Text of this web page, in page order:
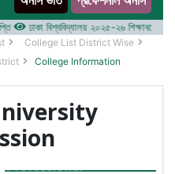
ঢাকা বিশ্ববিদ্যালয় ২০২৫-২৬ শিক্ষাবর্ষে
College List District Wise
College Information